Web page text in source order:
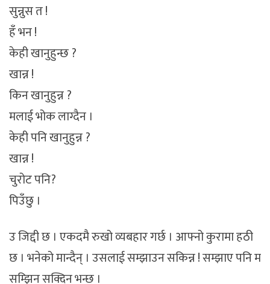
सुन्नुस त !
हँ भन !
केही खानुहुन्छ ?
खान्न !
किन खानुहुन्न ?
मलाई भोक लाग्दैन ।
केही पनि खानुहुन्न ?
खान्न !
चुरोट पनि?
पिउँछु ।
उ जिद्दी छ । एकदमै रुखो व्यबहार गर्छ । आफ्नो कुरामा हठी
छ । भनेको मान्दैन् । उसलाई सम्झाउन सकिन्न ! सम्झाए पनि म
सम्झिन सक्दिन भन्छ ।